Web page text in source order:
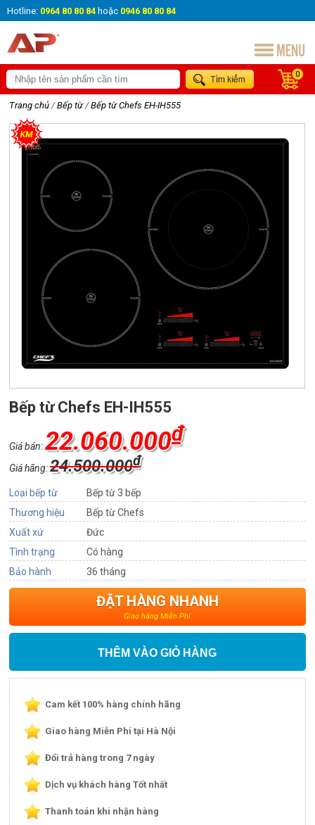
Hotline: 0964 80 80 84 hoặc 0946 80 80 84
0
Trang chủ / Bếp từ / Bếp từ Chefs EH-IH555
Bếp từ Chefs EH-IH555
Giá bán:22.060.000₫
Giá hãng:24.500.000₫
Loại bếp từ
Bếp từ 3 bếp
Thương hiệu
Bếp từ Chefs
Xuất xứ
Đức
Tình trạng
Có hàng
Bảo hành
36 tháng
ĐẶT HÀNG NHANH
Giao hàng Miễn Phí
THÊM VÀO GIỎ HÀNG
Cam kết 100% hàng chính hãng
Giao hàng Miễn Phí tại Hà Nội
Đổi trả hàng trong 7 ngày
Dịch vụ khách hàng Tốt nhất
Thanh toán khi nhận hàng